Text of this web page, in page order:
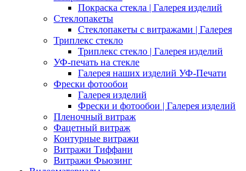
Покраска стекла | Галерея изделий
Стеклопакеты
Стеклопакеты с витражами | Галерея
Триплекс стекло
Триплекс стекло | Галерея изделий
УФ-печать на стекле
Галерея наших изделий УФ-Печати
Фрески фотообои
Галерея изделий
Фрески и фотообои | Галерея изделий
Пленочный витраж
Фацетный витраж
Контурные витражи
Витражи Тиффани
Витражи Фьюзинг